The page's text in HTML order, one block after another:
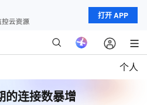
打开 APP
个人
连接数暴增